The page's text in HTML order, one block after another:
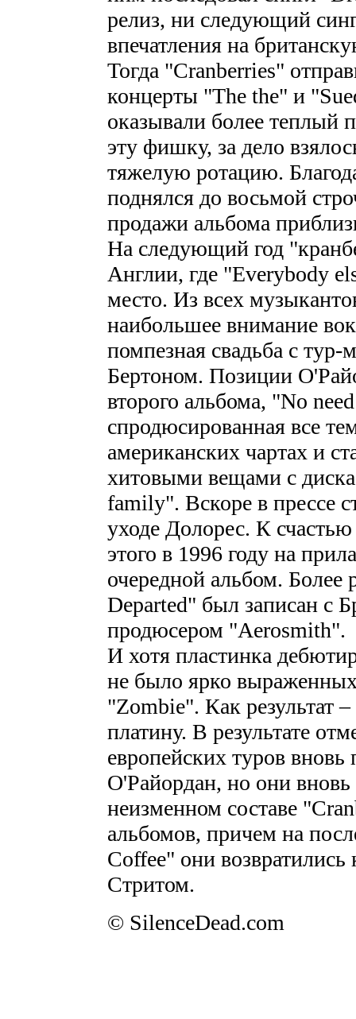
релиз, ни следующий
впечатления на
Тогда "Cranberries"
концерты "The the" и
оказывали более теплый
эту фишку, за дело
тяжелую ротацию.
поднялся до восьмой
продажи альбома
На следующий год
Англии, где "Everybody
место. Из всех
наибольшее внимание
помпезная свадьба с
Бертоном. Позиции
второго альбома, "No
спродюсированная все
американских чартах и
хитовыми вещами с
family". Вскоре в прессе
уходе Долорес. К
этого в 1996 году на
очередной альбом.
Departed" был записан
продюсером "Aerosmith".
И хотя пластинка
не было ярко
"Zombie". Как результат
платину. В результате
европейских туров
О'Райордан, но они
неизменном составе
альбомов, причем на
Coffee" они
Стритом.
© SilenceDead.com